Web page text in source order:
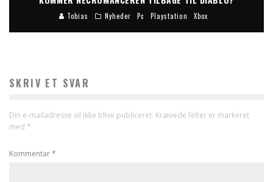
Tobias Nyheder Pc Playstation Xbox
SKRIV ET SVAR
Din e-mailadresse vil ikke blive publiceret. Krævede felter er markeret
med *
Kommentar*